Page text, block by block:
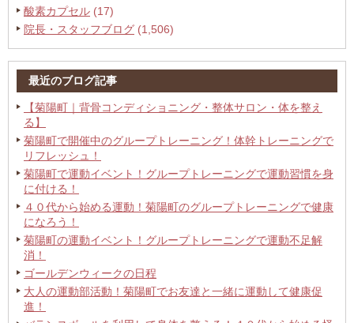
酸素カプセル (17)
院長・スタッフブログ (1,506)
最近のブログ記事
【菊陽町｜背骨コンディショニング・整体サロン・体を整え
る】
菊陽町で開催中のグループトレーニング！体幹トレーニングで
リフレッシュ！
菊陽町で運動イベント！グループトレーニングで運動習慣を身
に付ける！
４０代から始める運動！菊陽町のグループトレーニングで健康
になろう！
菊陽町の運動イベント！グループトレーニングで運動不足解
消！
ゴールデンウィークの日程
大人の運動部活動！菊陽町でお友達と一緒に運動して健康促
進！